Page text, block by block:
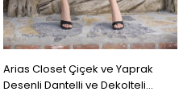
Arias Closet Çiçek ve Yaprak
Desenli Dantelli ve Dekolteli